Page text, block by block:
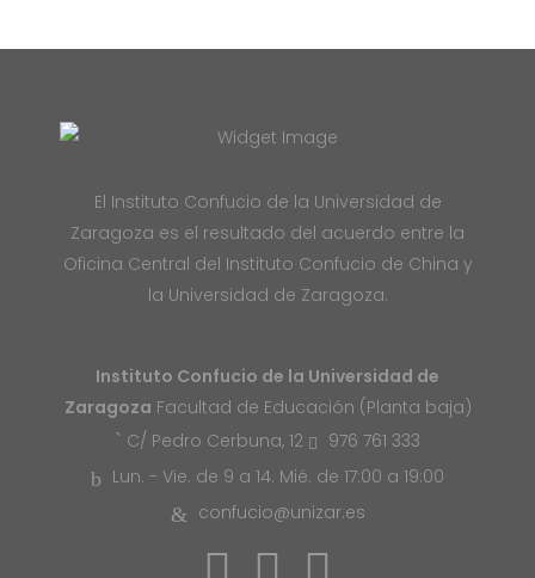
El Instituto Confucio de la Universidad de
Zaragoza es el resultado del acuerdo entre la
Oficina Central del Instituto Confucio de China y
la Universidad de Zaragoza.
Instituto Confucio de la Universidad de
Zaragoza Facultad de Educación (Planta baja)
C/ Pedro Cerbuna, 12
976 761 333
Lun. - Vie. de 9 a 14. Mié. de 17:00 a 19:00
confucio@unizar.es